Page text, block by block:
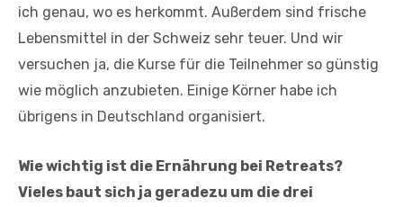
ich genau, wo es herkommt. Außerdem sind frische
Lebensmittel in der Schweiz sehr teuer. Und wir
versuchen ja, die Kurse für die Teilnehmer so günstig
wie möglich anzubieten. Einige Körner habe ich
übrigens in Deutschland organisiert.
Wie wichtig ist die Ernährung bei Retreats?
Vieles baut sich ja geradezu um die drei